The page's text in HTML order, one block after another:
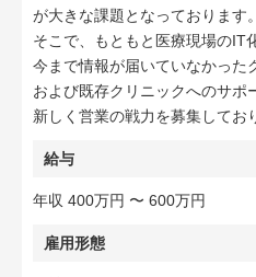
が大きな課題となっております。
そこで、もともと医療現場のIT
今まで情報が届いていなかった
および既存クリニックへのサポ
新しく営業の戦力を募集してお
給与
年収 400万円 〜 600万円
雇用形態